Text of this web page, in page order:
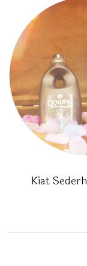
Kiat